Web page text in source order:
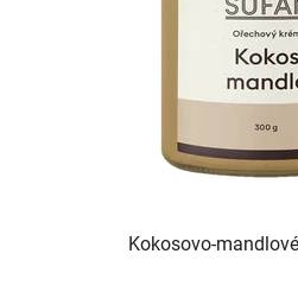
Kokosovo-